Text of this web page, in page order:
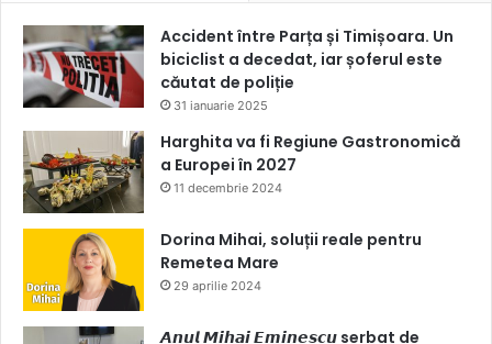
Accident între Parța și Timișoara. Un
biciclist a decedat, iar șoferul este
căutat de poliție
31 ianuarie 2025
Harghita va fi Regiune Gastronomică
a Europei în 2027
11 decembrie 2024
Dorina Mihai, soluții reale pentru
Remetea Mare
29 aprilie 2024
𝘼𝙣𝙪𝙡 𝙈𝙞𝙝𝙖𝙞 𝙀𝙢𝙞𝙣𝙚𝙨𝙘𝙪 serbat de